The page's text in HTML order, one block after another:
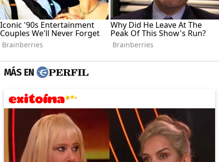
MÁS EN